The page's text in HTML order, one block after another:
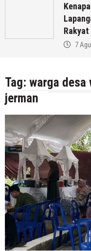
Rakyat
7
Tag: warga desa
jerman